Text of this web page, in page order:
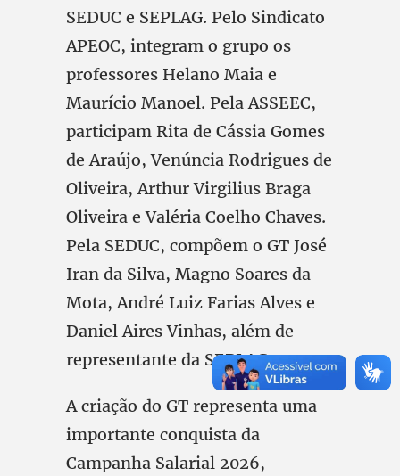
SEDUC e SEPLAG. Pelo Sindicato
APEOC, integram o grupo os
professores Helano Maia e
Maurício Manoel. Pela ASSEEC,
participam Rita de Cássia Gomes
de Araújo, Venúncia Rodrigues de
Oliveira, Arthur Virgilius Braga
Oliveira e Valéria Coelho Chaves.
Pela SEDUC, compõem o GT José
Iran da Silva, Magno Soares da
Mota, André Luiz Farias Alves e
Daniel Aires Vinhas, além de
representante da SEPLAG.
A criação do GT representa uma
importante conquista da
Campanha Salarial 2026,